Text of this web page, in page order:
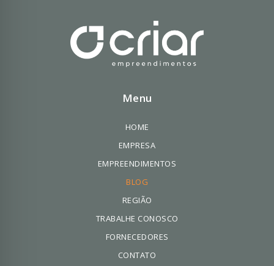
Menu
HOME
EMPRESA
EMPREENDIMENTOS
BLOG
REGIÃO
TRABALHE CONOSCO
FORNECEDORES
CONTATO